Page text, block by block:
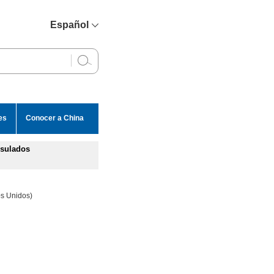
Español
English
Conocer a China
Unidos)